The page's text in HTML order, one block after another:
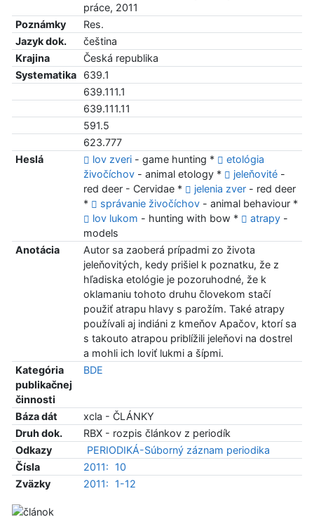
práce, 2011
Poznámky
Res.
Jazyk dok.
čeština
Krajina
Česká republika
Systematika
639.1
639.111.1
639.111.11
591.5
623.777
Heslá
lov zveri- game hunting *
etológia
živočíchov- animal etology * jeleňovité-
red deer - Cervidae *
jelenia zver- red deer
*
správanie živočíchov- animal behaviour *
lov lukom - hunting with bow * atrapy-
models
Anotácia
Autor sa zaoberá prípadmi zo života
jeleňovitých, kedy prišiel k poznatku, že z
hľadiska etológie je pozoruhodné, že k
oklamaniu tohoto druhu človekom stačí
použiť atrapu hlavy s parožím. Také atrapy
používali aj indiáni z kmeňov Apačov, ktorí sa
s takouto atrapou priblížili jeleňovi na dostrel
a mohli ich loviť lukmi a šípmi.
Kategória
publikačnej
činnosti
BDE
Báza dát
xcla - ČLÁNKY
Druh dok.
RBX - rozpis článkov z periodík
Odkazy
PERIODIKÁ-Súborný záznam periodika
Čísla
2011:
10
Zväzky
2011: 1-12